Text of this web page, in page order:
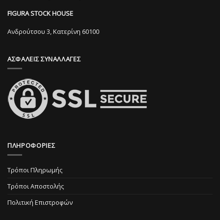
επιλεγούν
σελίδα
FIGURA STOCK HOUSE
Ανδρούτσου 3, Κατερίνη 60100
ΑΣΦΑΛΕΙΣ ΣΥΝΑΛΛΑΓΕΣ
ΠΛΗΡΟΦΟΡΙΕΣ
Τρόποι Πληρωμής
Τρόποι Αποστολής
Πολιτική Επιστροφών